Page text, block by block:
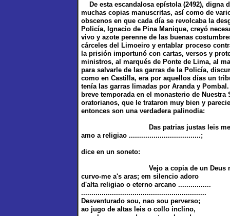
De esta escandalosa epístola (2492), digna
muchas copias manuscritas, así como de
obscenos en que cada día se revolcaba la
Policía, Ignacio de Pina Manique, creyó
vivo y azote perenne de las buenas
cárceles del Limoeiro y entablar proceso
la prisión importunó con cartas, versos y
ministros, al marqués de Ponte de Lima, al
para salvarle de las garras de la Policía,
como en Castilla, era por aquellos días un
tenía las garras limadas por Aranda y
breve temporada en el monasterio de
oratorianos, que le trataron muy bien y
entonces son una verdadera palinodia:
Das patrias justas leis me é
amo a religiao ...................................;
dice en un soneto:
Vejo a copia de un Deus no
curvo-me a's aras; em silencio adoro
d'alta religiao o eterno arcano ................
.............................................................
Desventurado sou, nao sou perverso;
ao jugo de altas leis o collo inclino,